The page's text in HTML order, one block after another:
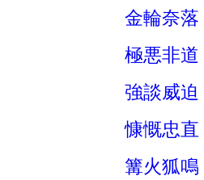
金輪奈落
極悪非道
強談威迫
慷慨忠直
篝火狐鳴